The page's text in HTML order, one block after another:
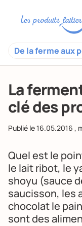
De la ferme aux
La
clé des
Publié le16.05.2016 ,
Quel est le
le lait ribot, le
shoyu (sauce
saucisson, les
chocolat le
sont des